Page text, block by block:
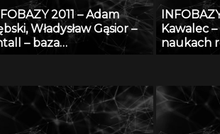
2011 – Adam
Władysław Gąsior –
– baza
Li-Si
Kawalec
naukach
danych